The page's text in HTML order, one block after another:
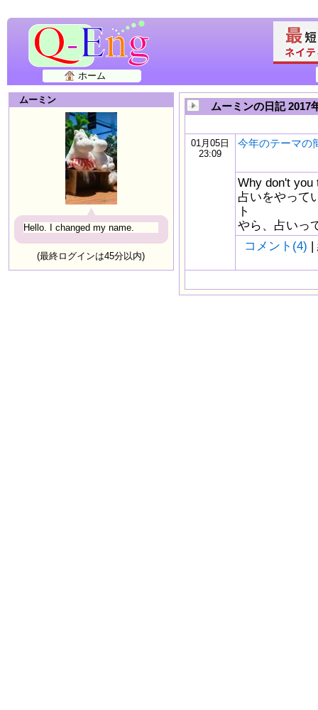
ホーム
ムーミン
Hello. I changed my name.
(最終ログインは45分以内)
ムーミンの日記 2017
01月05日
23:09
今年のテーマの
Why don't you
占いをやって
ト
やら、占いっ
コメント(4) |